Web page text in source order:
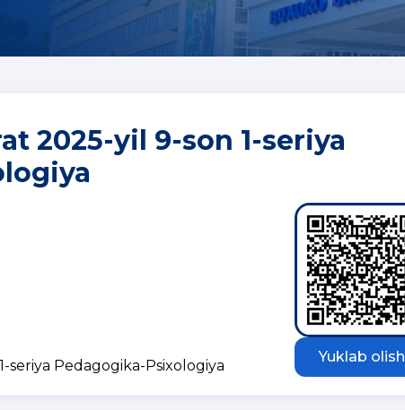
2025-yil 9-son 1-seriya
seriya Pedagogika-Psixologiya
Yuklab olish